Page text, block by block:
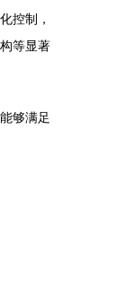
控制，
等显著
够满足